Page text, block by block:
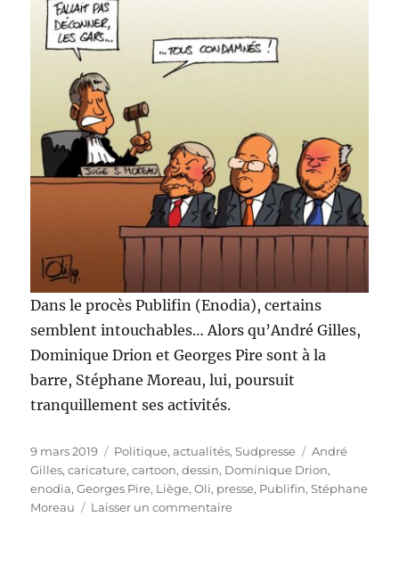
Dans le procès Publifin (Enodia), certains
semblent intouchables… Alors qu’André Gilles,
Dominique Drion et Georges Pire sont à la
barre, Stéphane Moreau, lui, poursuit
tranquillement ses activités.
Publié
le
9 mars 2019 Catégories
Politique, actualités,Sudpresse Étiquettes
André
Gilles,caricature,cartoon,dessin, Dominique Drion,
enodia,Georges Pire, Liège,Oli, presse, Publifin,Stéphane
Moreau
Laisser un commentairesur